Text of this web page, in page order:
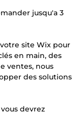
jusqu'a 3
site Wix pour
en main, des
ventes, nous
des solutions
devrez